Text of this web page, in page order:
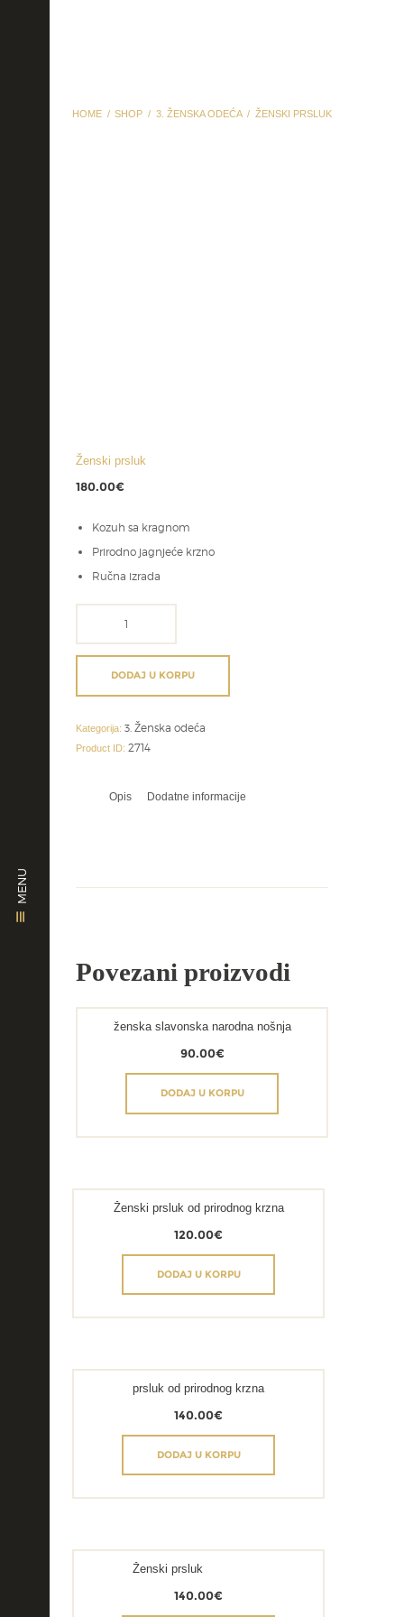
MENU
HOME SHOP 3. ŽENSKA ODEĆA ŽENSKI PRSLUK
Ženski prsluk
180.00€
Kozuh sa kragnom
Prirodno jagnjeće krzno
Ručna izrada
količina
DODAJ U KORPU
Kategorija: 3. Ženska odeća
Product ID: 2714
Opis Dodatne informacije
Povezani proizvodi
ženska slavonska narodna nošnja
90.00€
DODAJ U KORPU
Ženski prsluk od prirodnog krzna
120.00€
DODAJ U KORPU
prsluk od prirodnog krzna
140.00€
DODAJ U KORPU
Ženski prsluk
140.00€